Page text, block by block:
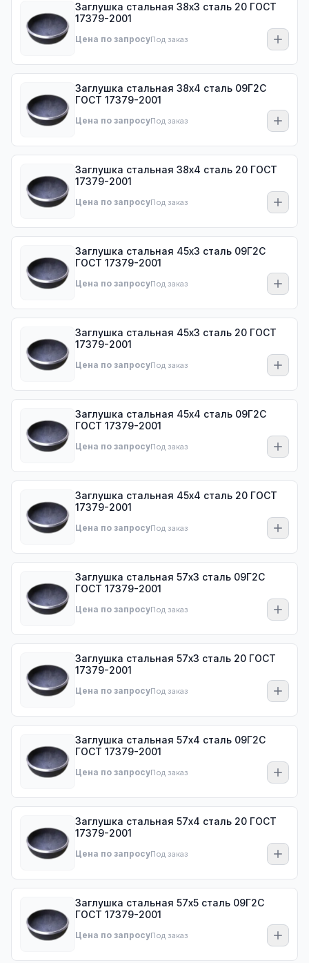
Заглушка стальная 38х3 сталь 20 ГОСТ
17379-2001
Цена по запросуПод заказ
Заглушка стальная 38х4 сталь 09Г2С
ГОСТ 17379-2001
Цена по запросуПод заказ
Заглушка стальная 38х4 сталь 20 ГОСТ
17379-2001
Цена по запросуПод заказ
Заглушка стальная 45х3 сталь 09Г2С
ГОСТ 17379-2001
Цена по запросуПод заказ
Заглушка стальная 45х3 сталь 20 ГОСТ
17379-2001
Цена по запросуПод заказ
Заглушка стальная 45х4 сталь 09Г2С
ГОСТ 17379-2001
Цена по запросуПод заказ
Заглушка стальная 45х4 сталь 20 ГОСТ
17379-2001
Цена по запросуПод заказ
Заглушка стальная 57х3 сталь 09Г2С
ГОСТ 17379-2001
Цена по запросуПод заказ
Заглушка стальная 57х3 сталь 20 ГОСТ
17379-2001
Цена по запросуПод заказ
Заглушка стальная 57х4 сталь 09Г2С
ГОСТ 17379-2001
Цена по запросуПод заказ
Заглушка стальная 57х4 сталь 20 ГОСТ
17379-2001
Цена по запросуПод заказ
Заглушка стальная 57х5 сталь 09Г2С
ГОСТ 17379-2001
Цена по запросуПод заказ